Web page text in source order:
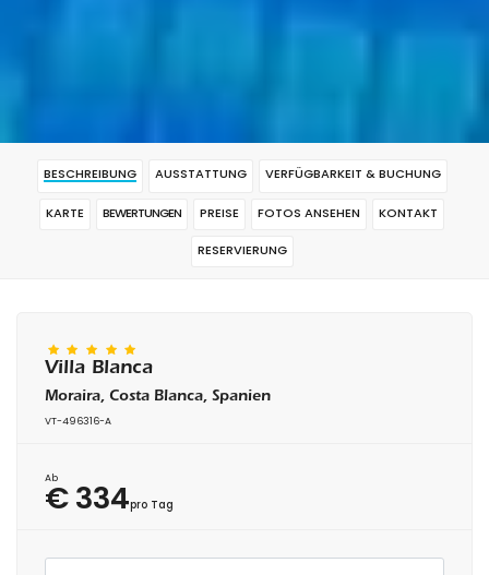
BESCHREIBUNG AUSSTATTUNG VERFÜGBARKEIT & BUCHUNG
KARTE BEWERTUNGEN PREISE FOTOS ANSEHEN KONTAKT
RESERVIERUNG
Villa Blanca
Moraira, Costa Blanca, Spanien
VT-496316-A
Ab
€ 334pro Tag